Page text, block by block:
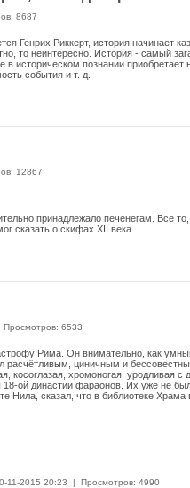
8687
Генрих Риккерт, история начинает
то неинтересно. История - самый
историческом познании приобретает
события и т. д.
12867
принадлежало печенегам. Все то,
сказать о скифах XII века
Просмотров: 6533
Рима. Он внимательно, как
расчётливым, циничным и
косоглазая, хромоногая, уродливая с
18-ой династии фараонов. Их уже не
Нила, сказал, что в библиотеке Храма
11-2015 20:23 | Просмотров: 4990